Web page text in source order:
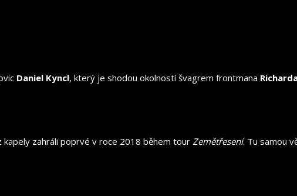
Daniel Kyncl, který je shodou okolností švagrem frontmana
kapely zahráli poprvé v roce 2018 během tour Zemětřesení. Tu samou